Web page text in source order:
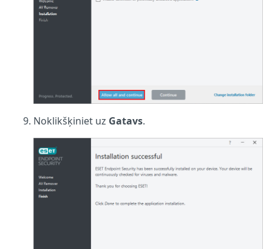
Noklikšķiniet uz Gatavs.